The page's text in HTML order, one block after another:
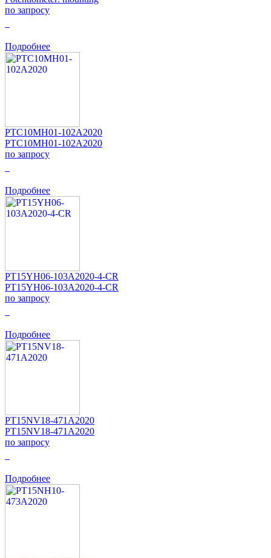
по запросу
Подробнее
PTC10MH01-102A2020
PTC10MH01-102A2020
по запросу
Подробнее
PT15YH06-103A2020-4-CR
PT15YH06-103A2020-4-CR
по запросу
Подробнее
PT15NV18-471A2020
PT15NV18-471A2020
по запросу
Подробнее